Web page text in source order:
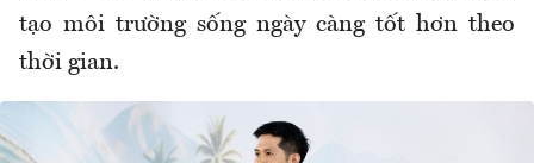
tạo môi trường sống ngày càng tốt hơn theo
thời gian.